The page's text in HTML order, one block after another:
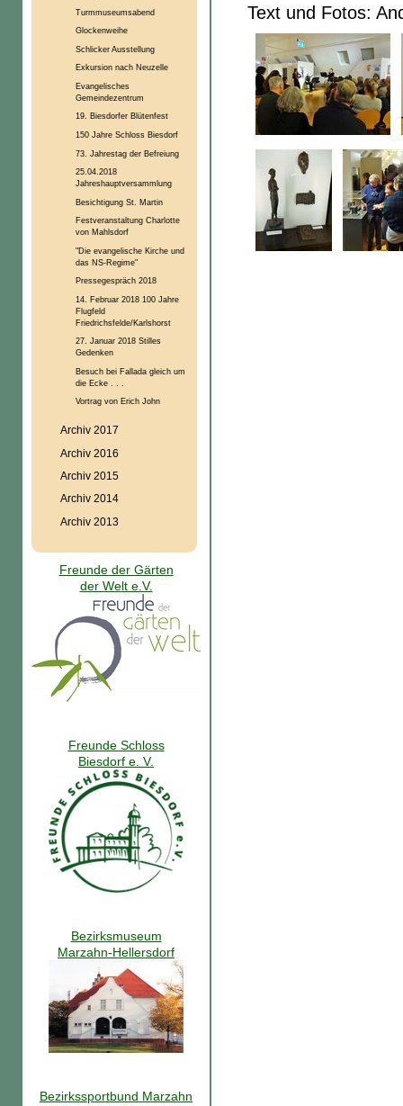
Text und Fotos:
Turmmuseumsabend
Glockenweihe
Schlicker Ausstellung
Exkursion nach Neuzelle
Evangelisches
Gemeindezentrum
19. Biesdorfer Blütenfest
150 Jahre Schloss Biesdorf
73. Jahrestag der Befreiung
25.04.2018
Jahreshauptversammlung
Besichtigung St. Martin
Festveranstaltung Charlotte
von Mahlsdorf
"Die evangelische Kirche und
das NS-Regime"
Pressegespräch 2018
14. Februar 2018 100 Jahre
Flugfeld
Friedrichsfelde/Karlshorst
27. Januar 2018 Stilles
Gedenken
Besuch bei Fallada gleich um
die Ecke . . .
Vortrag von Erich John
Archiv 2017
Archiv 2016
Archiv 2015
Archiv 2014
Archiv 2013
Freunde der Gärten
der Welt e.V.
Freunde Schloss
Biesdorf e. V.
Bezirksmuseum
Marzahn-Hellersdorf
Bezirkssportbund Marzahn